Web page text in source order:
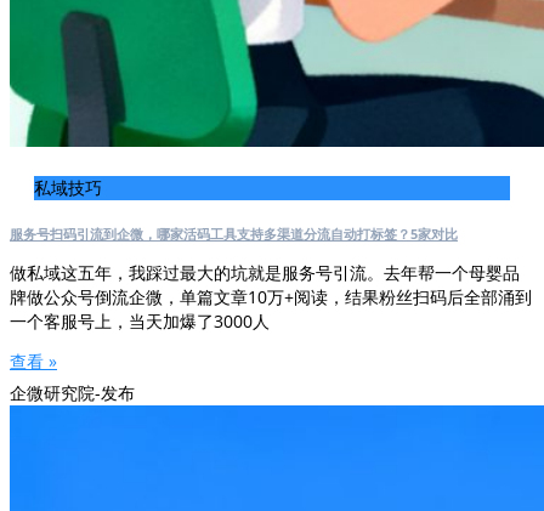
私域技巧
服务号扫码引流到企微，哪家活码工具支持多渠道分流自动打标签？5家对比
做私域这五年，我踩过最大的坑就是服务号引流。去年帮一个母婴品
牌做公众号倒流企微，单篇文章10万+阅读，结果粉丝扫码后全部涌到
一个客服号上，当天加爆了3000人
查看 »
企微研究院-发布